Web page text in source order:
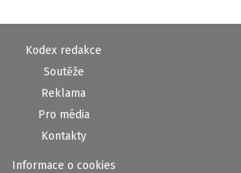
Kodex redakce
Soutěže
Reklama
Pro média
Kontakty
Informace o cookies